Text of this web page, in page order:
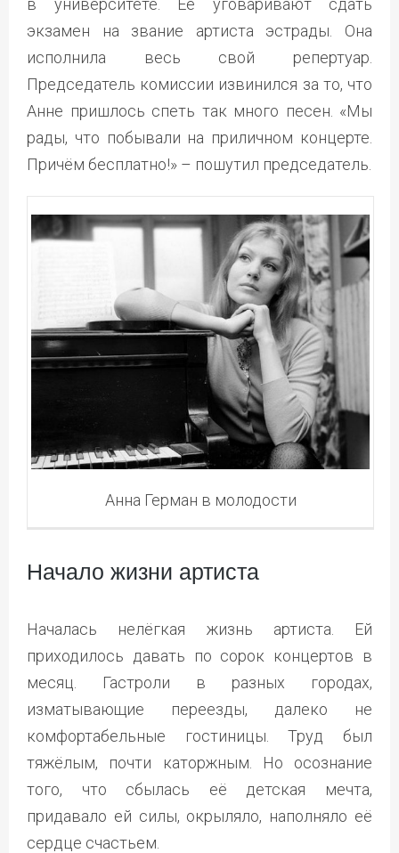
в университете. Её уговаривают сдать
экзамен на звание артиста эстрады. Она
исполнила весь свой репертуар.
Председатель комиссии извинился за то, что
Анне пришлось спеть так много песен. «Мы
рады, что побывали на приличном концерте.
Причём бесплатно!» – пошутил председатель.
Анна Герман в молодости
Начало жизни артиста
Началась нелёгкая жизнь артиста. Ей
приходилось давать по сорок концертов в
месяц. Гастроли в разных городах,
изматывающие переезды, далеко не
комфортабельные гостиницы. Труд был
тяжёлым, почти каторжным. Но осознание
того, что сбылась её детская мечта,
придавало ей силы, окрыляло, наполняло её
сердце счастьем.